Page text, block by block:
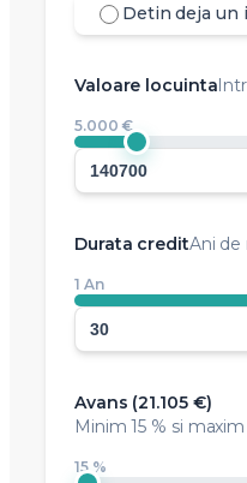
Detin deja un
Valoare locuinta
5.000 €
Durata creditAni de
1 An
Avans (21.105 €)
Minim15 % si
15 %